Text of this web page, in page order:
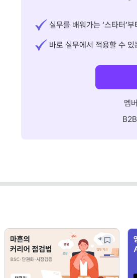
실무를 배워가는 ‘스타터’
바로 실무에서 적용할 수
멤